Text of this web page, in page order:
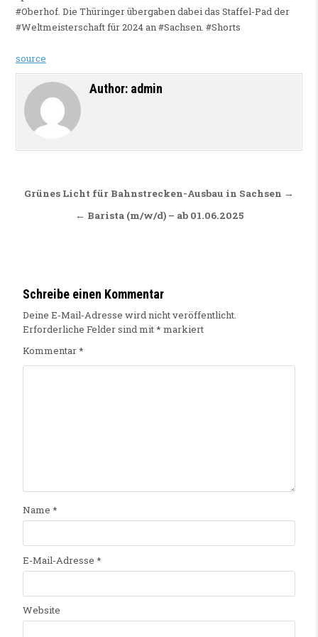
#Oberhof. Die Thüringer übergaben dabei das Staffel-Pad der
#Weltmeisterschaft für 2024 an #Sachsen. #Shorts
source
Author: admin
Beitragsnavigation
Grünes Licht für Bahnstrecken-Ausbau in Sachsen →
← Barista (m/w/d) – ab 01.06.2025
Schreibe einen Kommentar
Deine E-Mail-Adresse wird nicht veröffentlicht.
Erforderliche Felder sind mit* markiert
Kommentar*
Name *
E-Mail-Adresse *
Website